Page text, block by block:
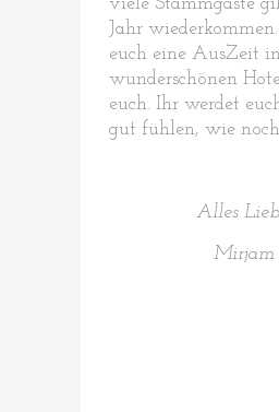
Jahr
euch eine AusZeit
wunderschönen
euch. Ihr werdet
gut fühlen, wie
Alles
Mirjam